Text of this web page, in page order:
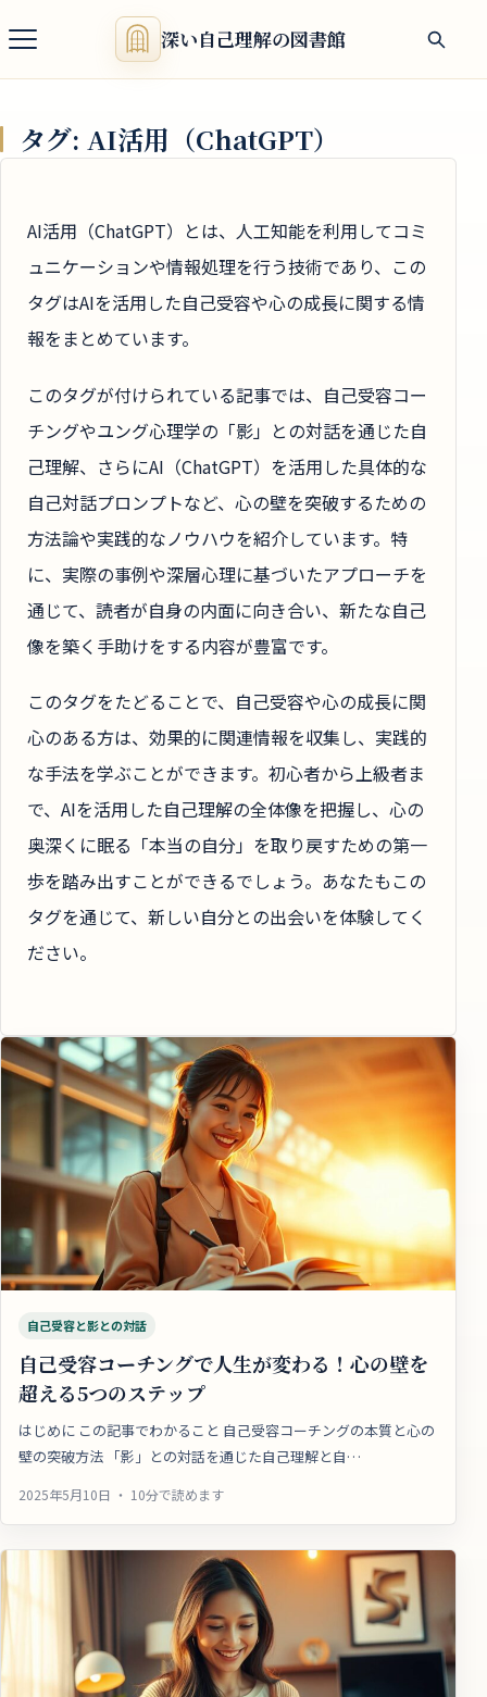
深い自己理解の図書館
タグ: AI活用（ChatGPT）
AI活用（ChatGPT）とは、人工知能を利用してコミ
ュニケーションや情報処理を行う技術であり、この
タグはAIを活用した自己受容や心の成長に関する情
報をまとめています。
このタグが付けられている記事では、自己受容コー
チングやユング心理学の「影」との対話を通じた自
己理解、さらにAI（ChatGPT）を活用した具体的な
自己対話プロンプトなど、心の壁を突破するための
方法論や実践的なノウハウを紹介しています。特
に、実際の事例や深層心理に基づいたアプローチを
通じて、読者が自身の内面に向き合い、新たな自己
像を築く手助けをする内容が豊富です。
このタグをたどることで、自己受容や心の成長に関
心のある方は、効果的に関連情報を収集し、実践的
な手法を学ぶことができます。初心者から上級者ま
で、AIを活用した自己理解の全体像を把握し、心の
奥深くに眠る「本当の自分」を取り戻すための第一
歩を踏み出すことができるでしょう。あなたもこの
タグを通じて、新しい自分との出会いを体験してく
ださい。
自己受容と影との対話
自己受容コーチングで人生が変わる！心の壁を
超える5つのステップ
はじめに この記事でわかること 自己受容コーチングの本質と心の
壁の突破方法 「影」との対話を通じた自己理解と自…
2025年5月10日 ・ 10分で読めます